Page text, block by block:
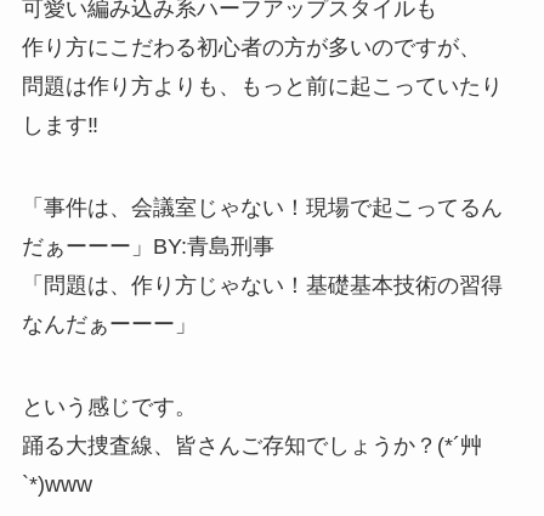
可愛い編み込み系ハーフアップスタイルも
作り方にこだわる初心者の方が多いのですが、
問題は作り方よりも、もっと前に起こっていたり
します‼️
「事件は、会議室じゃない！現場で起こってるん
だぁーーー」BY:青島刑事
「問題は、作り方じゃない！基礎基本技術の習得
なんだぁーーー」
という感じです。
踊る大捜査線、皆さんご存知でしょうか？(*´艸
`*)www